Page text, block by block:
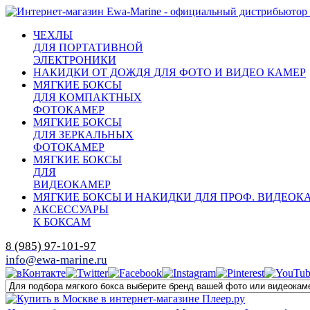
ЧЕХЛЫ
ДЛЯ ПОРТАТИВНОЙ
ЭЛЕКТРОНИКИ
НАКИДКИ ОТ ДОЖДЯ ДЛЯ ФОТО И ВИДЕО КАМЕР
МЯГКИЕ БОКСЫ
ДЛЯ КОМПАКТНЫХ
ФОТОКАМЕР
МЯГКИЕ БОКСЫ
ДЛЯ ЗЕРКАЛЬНЫХ
ФОТОКАМЕР
МЯГКИЕ БОКСЫ
ДЛЯ
ВИДЕОКАМЕР
МЯГКИЕ БОКСЫ И НАКИДКИ ДЛЯ ПРОФ.
АКСЕССУАРЫ
К БОКСАМ
8 (985) 97-101-97
info@ewa-marine.ru